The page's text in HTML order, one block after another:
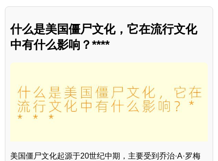
什么是美国僵尸文化，它在流行文化
中有什么影响？****
美国僵尸文化起源于20世纪中期，主要受到乔治·A·罗梅